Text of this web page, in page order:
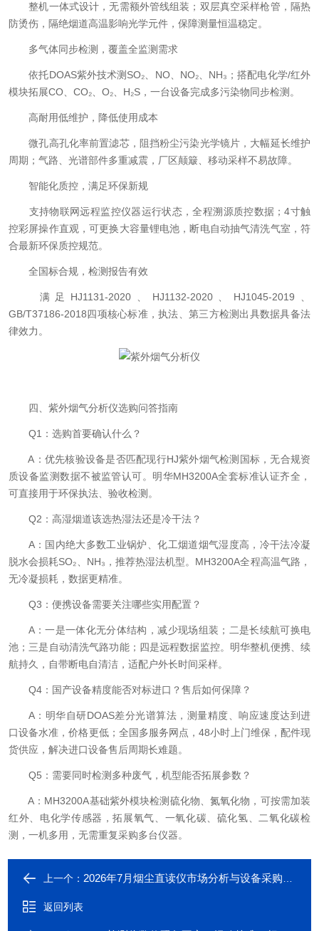
整机一体式设计，无需额外管线组装；双层真空采样枪管，隔热
防烫伤，隔绝烟道高温影响光学元件，保障测量恒温稳定。
多气体同步检测，覆盖全监测需求
依托DOAS紫外技术测SO₂、NO、NO₂、NH₃；搭配电化学/红外
模块拓展CO、CO₂、O₂、H₂S，一台设备完成多污染物同步检测。
高耐用低维护，降低使用成本
微孔高孔化率前置滤芯，阻挡粉尘污染光学镜片，大幅延长维护
周期；气路、光谱部件多重减震，厂区颠簸、移动采样不易故障。
智能化质控，满足环保新规
支持物联网远程监控仪器运行状态，全程溯源质控数据；4寸触
控彩屏操作直观，可更换大容量锂电池，断电自动抽气清洗气室，符
合最新环保质控规范。
全国标合规，检测报告有效
满足HJ1131-2020、HJ1132-2020、HJ1045-2019、
GB/T37186-2018四项核心标准，执法、第三方检测出具数据具备法
律效力。
四、紫外烟气分析仪选购问答指南
Q1：选购首要确认什么？
A：优先核验设备是否匹配现行HJ紫外烟气检测国标，无合规资
质设备监测数据不被监管认可。明华MH3200A全套标准认证齐全，
可直接用于环保执法、验收检测。
Q2：高湿烟道该选热湿法还是冷干法？
A：国内绝大多数工业锅炉、化工烟道烟气湿度高，冷干法冷凝
脱水会损耗SO₂、NH₃，推荐热湿法机型。MH3200A全程高温气路，
无冷凝损耗，数据更精准。
Q3：便携设备需要关注哪些实用配置？
A：一是一体化无分体结构，减少现场组装；二是长续航可换电
池；三是自动清洗气路功能；四是远程数据监控。明华整机便携、续
航持久，自带断电自清洁，适配户外长时间采样。
Q4：国产设备精度能否对标进口？售后如何保障？
A：明华自研DOAS差分光谱算法，测量精度、响应速度达到进
口设备水准，价格更低；全国多服务网点，48小时上门维保，配件现
货供应，解决进口设备售后周期长难题。
Q5：需要同时检测多种废气，机型能否拓展参数？
A：MH3200A基础紫外模块检测硫化物、氮氧化物，可按需加装
红外、电化学传感器，拓展氧气、一氧化碳、硫化氢、二氧化碳检
测，一机多用，无需重复采购多台仪器。
上一个： 2026年7月烟尘直读仪市场分析与设备采购选购指南
返回列表